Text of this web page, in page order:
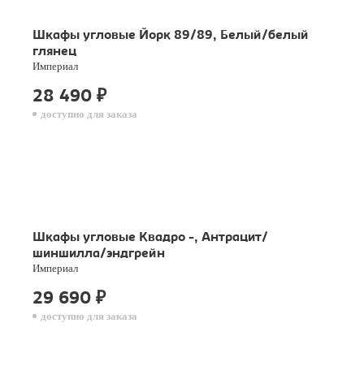
Шкафы угловые Йорк 89/89, Белый/белый
глянец
Империал
28 490 ₽
доступно для заказа
Шкафы угловые Квадро -, Антрацит/
шиншилла/эндгрейн
Империал
29 690 ₽
доступно для заказа